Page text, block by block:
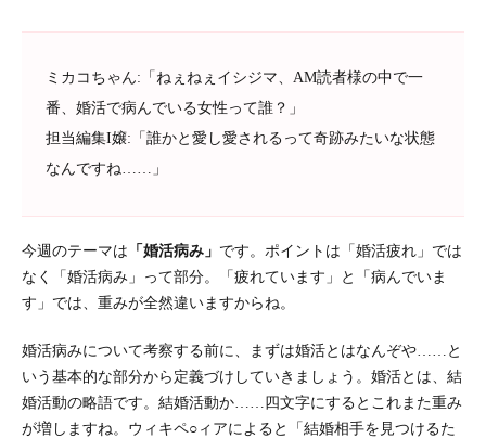
ミカコちゃん:「ねぇねぇイシジマ、AM読者様の中で一
番、婚活で病んでいる女性って誰？」
担当編集I嬢:「誰かと愛し愛されるって奇跡みたいな状態
なんですね……」
今週のテーマは 「婚活病み」 です。ポイントは「婚活疲れ」では
なく「婚活病み」って部分。「疲れています」と「病んでいま
す」では、重みが全然違いますからね。
婚活病みについて考察する前に、まずは婚活とはなんぞや……と
いう基本的な部分から定義づけしていきましょう。婚活とは、結
婚活動の略語です。結婚活動か……四文字にするとこれまた重み
が増しますね。ウィキペ○ィアによると「結婚相手を見つけるた